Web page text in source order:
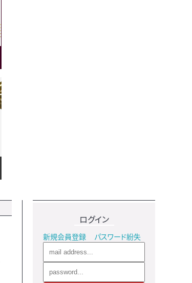
ログイン
新規会員登録 パスワード紛失